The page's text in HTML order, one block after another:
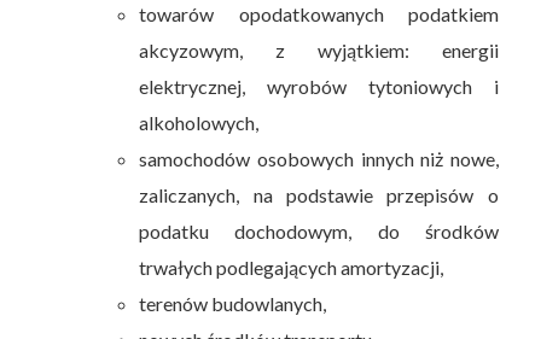
towarów opodatkowanych podatkiem
akcyzowym, z wyjątkiem: energii
elektrycznej, wyrobów tytoniowych i
alkoholowych,
samochodów osobowych innych niż nowe,
zaliczanych, na podstawie przepisów o
podatku dochodowym, do środków
trwałych podlegających amortyzacji,
terenów budowlanych,